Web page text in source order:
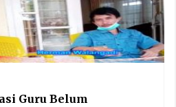
Guru Belum